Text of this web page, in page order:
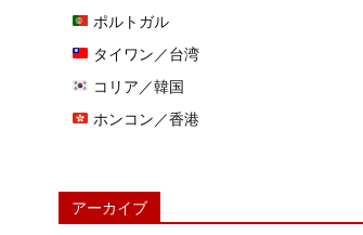
ポルトガル
タイワン／台湾
コリア／韓国
ホンコン／香港
アーカイブ